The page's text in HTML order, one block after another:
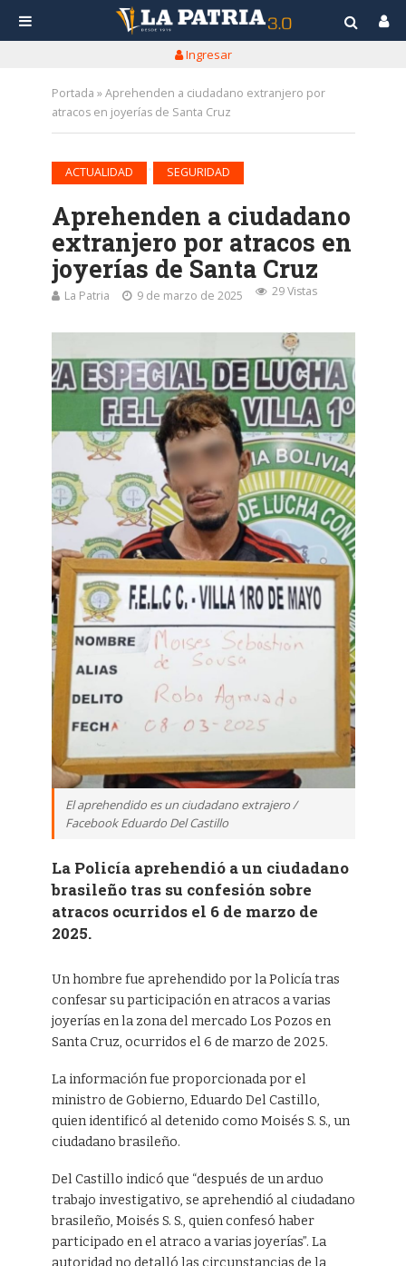
Ingresar
Portada »Aprehenden a ciudadano extranjero por
atracos en joyerías de Santa Cruz
ACTUALIDAD SEGURIDAD
Aprehenden a ciudadano
extranjero por atracos en
joyerías de Santa Cruz
La Patria 9 de marzo de 2025 29 Vistas
El aprehendido es un ciudadano extrajero /
Facebook Eduardo Del Castillo
La Policía aprehendió a un ciudadano
brasileño tras su confesión sobre
atracos ocurridos el 6 de marzo de
2025.
Un hombre fue aprehendido por la Policía tras
confesar su participación en atracos a varias
joyerías en la zona del mercado Los Pozos en
Santa Cruz, ocurridos el 6 de marzo de 2025.
La información fue proporcionada por el
ministro de Gobierno, Eduardo Del Castillo,
quien identificó al detenido como Moisés S. S., un
ciudadano brasileño.
Del Castillo indicó que “después de un arduo
trabajo investigativo, se aprehendió al ciudadano
brasileño, Moisés S. S., quien confesó haber
participado en el atraco a varias joyerías”. La
autoridad no detalló las circunstancias de la